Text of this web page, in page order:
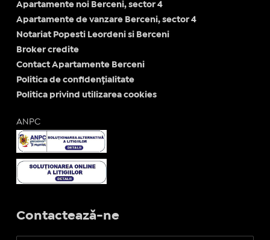
Apartamente noi Berceni, sector 4
Apartamente de vanzare Berceni, sector 4
Notariat Popesti Leordeni si Berceni
Broker credite
Contact Apartamente Berceni
Politica de confidențialitate
Politica privind utilizarea cookies
ANPC
Contactează-ne